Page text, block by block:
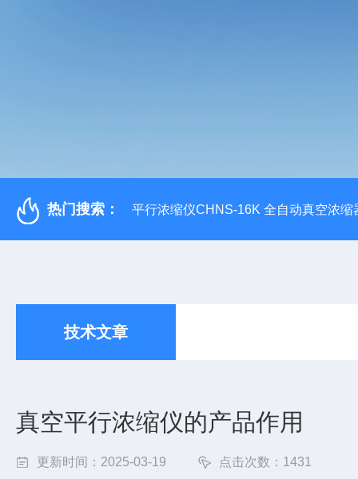
热门搜索： 平行浓缩仪CHNS-16K 全自动真空浓缩
技术文章
真空平行浓缩仪的产品作用
更新时间：2025-03-19 点击次数：1431